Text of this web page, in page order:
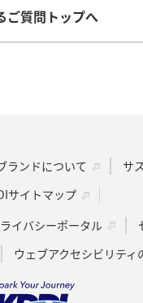
ご質問トップへ
ランドについて
サ
サイトマップ
イバシーポータル
ウェブアクセシビリティ